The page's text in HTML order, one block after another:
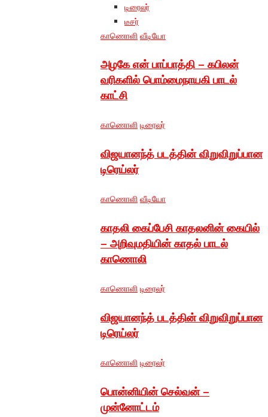
டிரைலர்
டீசர்
காணொளி வீடியோ
அழகே என் பாப்பாத்தி – கபிலன்
வரிகளில் பொம்மைநாயகி பாடல்
காட்சி
காணொளி டிரைலர்
விஜயானந்த் படத்தின் விறுவிறுப்பான
டிரெய்லர்
காணொளி வீடியோ
காதலி கைப்பேசி காதலனின் கையில்
– அறிவுமதியின் காதல் பாடல்
காணொலி
காணொளி டிரைலர்
விஜயானந்த் படத்தின் விறுவிறுப்பான
டிரெய்லர்
காணொளி டிரைலர்
பொன்னியின் செல்வன் –
முன்னோட்டம்